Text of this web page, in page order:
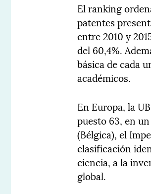
El ranking
patentes
entre 2010 y
del 60,4%.
básica de cada
académicos.
En Europa, la
puesto 63, en
(Bélgica), el
clasificación
ciencia, a la
global.